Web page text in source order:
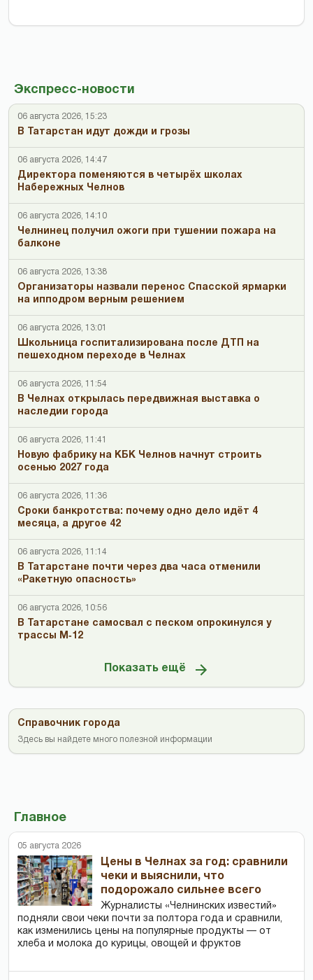
Экспресс-новости
06 августа 2026, 15:23
В Татарстан идут дожди и грозы
06 августа 2026, 14:47
Директора поменяются в четырёх школах
Набережных Челнов
06 августа 2026, 14:10
Челнинец получил ожоги при тушении пожара на
балконе
06 августа 2026, 13:38
Организаторы назвали перенос Спасской ярмарки
на ипподром верным решением
06 августа 2026, 13:01
Школьница госпитализирована после ДТП на
пешеходном переходе в Челнах
06 августа 2026, 11:54
В Челнах открылась передвижная выставка о
наследии города
06 августа 2026, 11:41
Новую фабрику на КБК Челнов начнут строить
осенью 2027 года
06 августа 2026, 11:36
Сроки банкротства: почему одно дело идёт 4
месяца, а другое 42
06 августа 2026, 11:14
В Татарстане почти через два часа отменили
«Ракетную опасность»
06 августа 2026, 10:56
В Татарстане самосвал с песком опрокинулся у
трассы М‑12
Показать ещё
Справочник города
Здесь вы найдете много полезной информации
Главное
05 августа 2026
Цены в Челнах за год: сравнили
чеки и выяснили, что
подорожало сильнее всего
Журналисты «Челнинских известий»
подняли свои чеки почти за полтора года и сравнили,
как изменились цены на популярные продукты — от
хлеба и молока до курицы, овощей и фруктов